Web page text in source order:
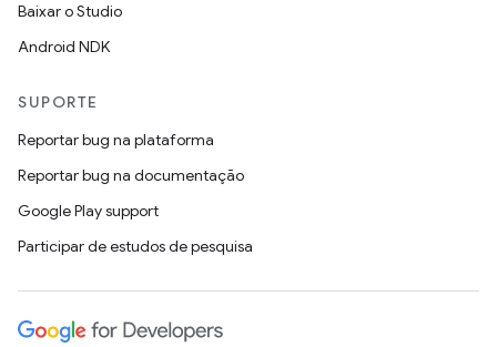
Baixar o Studio
Android NDK
SUPORTE
Reportar bug na plataforma
Reportar bug na documentação
Google Play support
Participar de estudos de pesquisa